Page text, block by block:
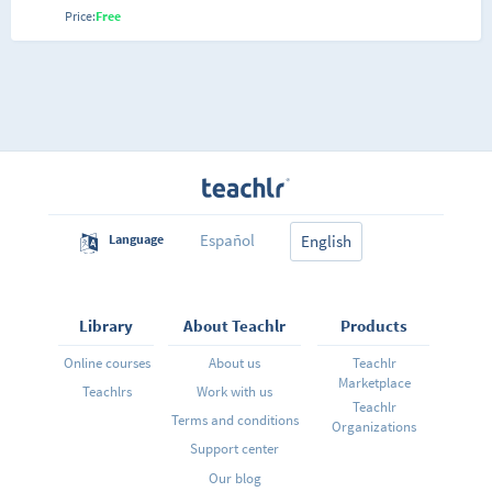
Price:Free
Language Español English
Library
Online courses
Teachlrs
About Teachlr
About us
Work with us
Terms and conditions
Support center
Our blog
Products
Teachlr
Marketplace
Teachlr
Organizations